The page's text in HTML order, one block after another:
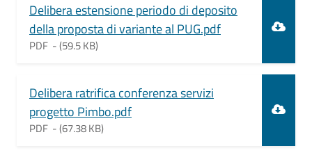
Delibera estensione periodo di deposito
della proposta di variante al PUG.pdf
PDF -(59.5 KB)
Delibera ratrifica conferenza servizi
progetto Pimbo.pdf
PDF -(67.38 KB)